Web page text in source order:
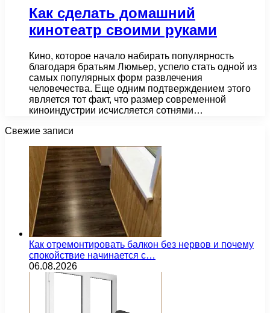
Как сделать домашний
кинотеатр своими руками
Кино, которое начало набирать популярность
благодаря братьям Люмьер, успело стать одной из
самых популярных форм развлечения
человечества. Еще одним подтверждением этого
является тот факт, что размер современной
киноиндустрии исчисляется сотнями…
Свежие записи
Как отремонтировать балкон без нервов и почему
спокойствие начинается с…
06.08.2026